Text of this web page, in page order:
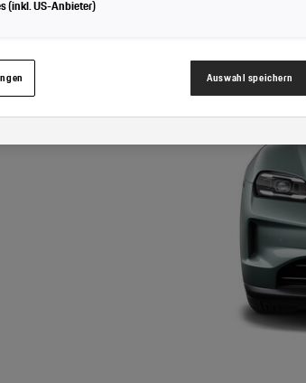
für Marketingzwecke:
Sofern Sie über einen von uns
(inkl. US-Anbieter)
Auswahl speichern